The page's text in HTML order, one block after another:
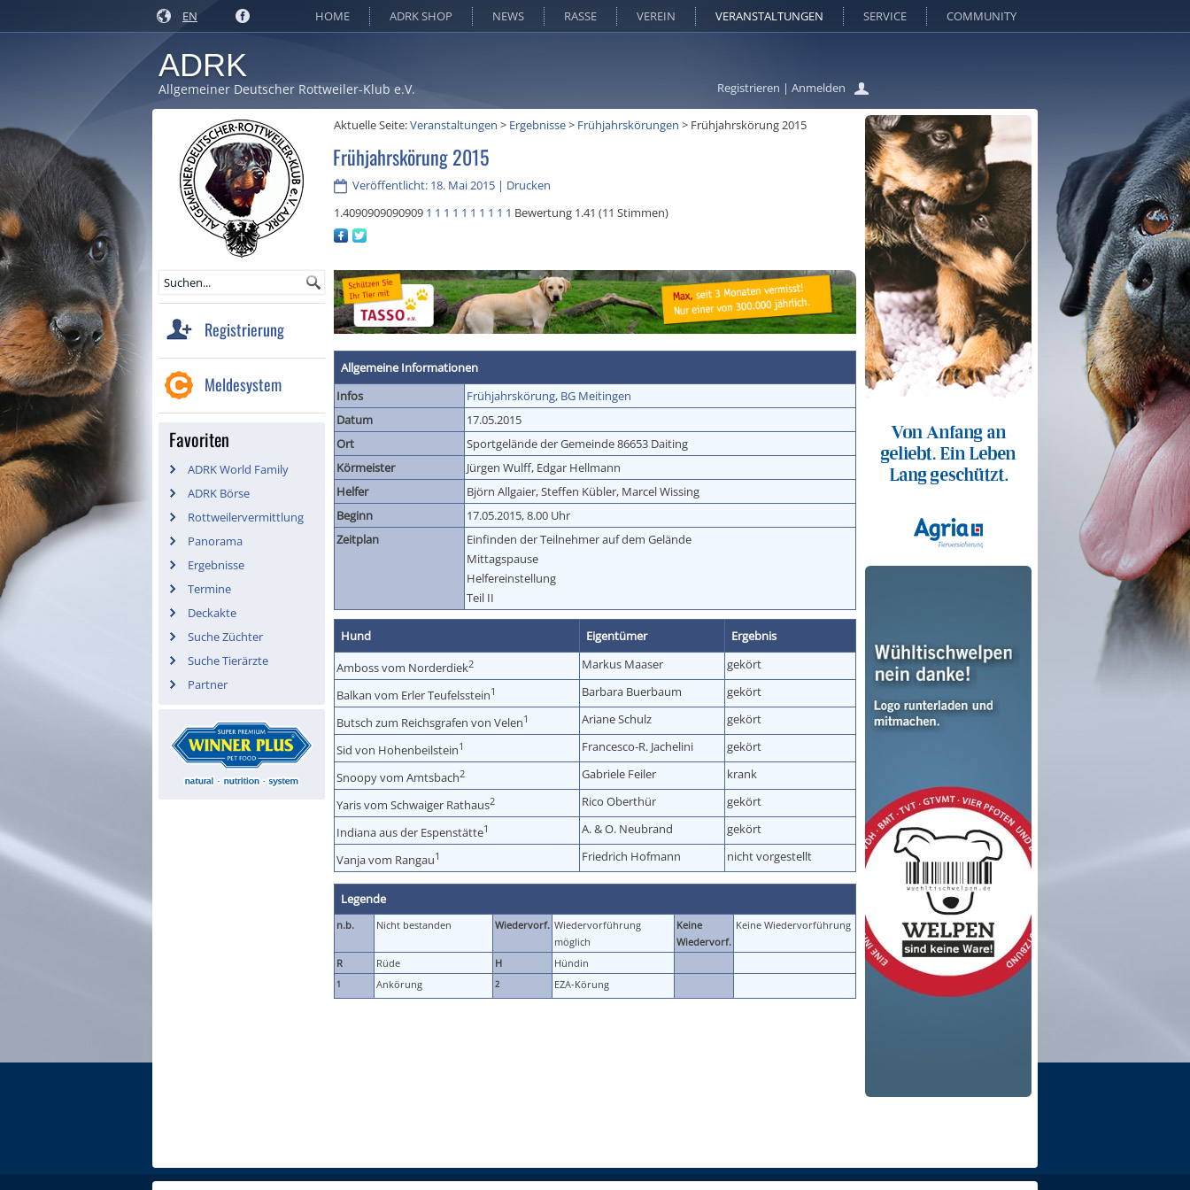
EN
Registrieren | Anmelden
HOME ADRK SHOP NEWS RASSE VEREIN VERANSTALTUNGEN SERVICE COMMUNITY
ADRK
Allgemeiner Deutscher Rottweiler-Klub e.V.
Registrierung
Meldesystem
Favoriten
ADRK World Family
ADRK Börse
Rottweilervermittlung
Panorama
Ergebnisse
Termine
Deckakte
Suche Züchter
Suche Tierärzte
Partner
Aktuelle Seite:Veranstaltungen > Ergebnisse> Frühjahrskörungen > Frühjahrskörung 2015
Frühjahrskörung 2015
Veröffentlicht: 18. Mai 2015 | Drucken
1.4090909090909 1 1 1 1 1 1 1 1 1 1 Bewertung 1.41 (11 Stimmen)
Allgemeine Informationen
Infos
Frühjahrskörung, BG Meitingen
Datum
17.05.2015
Ort
Sportgelände der Gemeinde 86653 Daiting
Körmeister
Jürgen Wulff, Edgar Hellmann
Helfer
Björn Allgaier, Steffen Kübler, Marcel Wissing
Beginn
17.05.2015, 8.00 Uhr
Zeitplan
Einfinden der Teilnehmer auf dem Gelände
Mittagspause
Helfereinstellung
Teil II
Hund Eigentümer Ergebnis
Amboss vom Norderdiek2 Markus Maaser
gekört
Balkan vom Erler Teufelsstein1 Barbara Buerbaum
gekört
Butsch zum Reichsgrafen von Velen1 Ariane Schulz
gekört
Sid von Hohenbeilstein1 Francesco-R. Jachelini
gekört
Snoopy vom Amtsbach2 Gabriele Feiler
krank
Yaris vom Schwaiger Rathaus2 Rico Oberthür
gekört
Indiana aus der Espenstätte1 A. & O. Neubrand
gekört
Vanja vom Rangau1 Friedrich Hofmann nicht vorgestellt
Legende
n.b. Nicht bestanden Wiedervorf. Wiedervorführung
möglich
Keine
Wiedervorf.
Keine Wiedervorführung
R Rüde H Hündin
1 Ankörung 2 EZA-Körung